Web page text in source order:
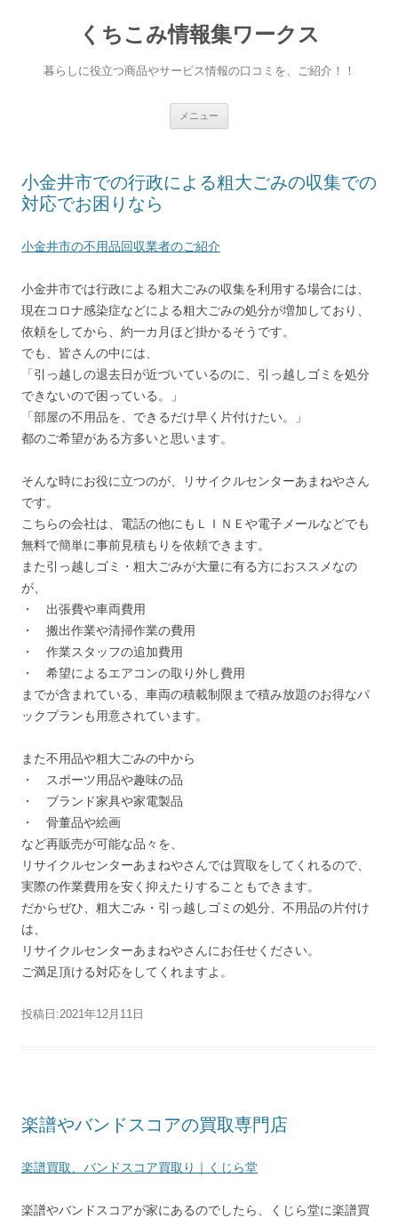
くちこみ情報集ワークス
暮らしに役立つ商品やサービス情報の口コミを、ご紹介！！
メニュー
小金井市での行政による粗大ごみの収集での
対応でお困りなら
小金井市の不用品回収業者のご紹介
小金井市では行政による粗大ごみの収集を利用する場合には、
現在コロナ感染症などによる粗大ごみの処分が増加しており、
依頼をしてから、約一カ月ほど掛かるそうです。
でも、皆さんの中には、
「引っ越しの退去日が近づいているのに、引っ越しゴミを処分
できないので困っている。」
「部屋の不用品を、できるだけ早く片付けたい。」
都のご希望がある方多いと思います。
そんな時にお役に立つのが、リサイクルセンターあまねやさん
です。
こちらの会社は、電話の他にもＬＩＮＥや電子メールなどでも
無料で簡単に事前見積もりを依頼できます。
また引っ越しゴミ・粗大ごみが大量に有る方におススメなの
が、
・ 出張費や車両費用
・ 搬出作業や清掃作業の費用
・ 作業スタッフの追加費用
・ 希望によるエアコンの取り外し費用
までが含まれている、車両の積載制限まで積み放題のお得なパ
ックプランも用意されています。
また不用品や粗大ごみの中から
・ スポーツ用品や趣味の品
・ ブランド家具や家電製品
・ 骨董品や絵画
など再販売が可能な品々を、
リサイクルセンターあまねやさんでは買取をしてくれるので、
実際の作業費用を安く抑えたりすることもできます。
だからぜひ、粗大ごみ・引っ越しゴミの処分、不用品の片付け
は、
リサイクルセンターあまねやさんにお任せください。
ご満足頂ける対応をしてくれますよ。
投稿日:2021年12月11日
楽譜やバンドスコアの買取専門店
楽譜買取、バンドスコア買取り｜くじら堂
楽譜やバンドスコアが家にあるのでしたら、くじら堂に楽譜買